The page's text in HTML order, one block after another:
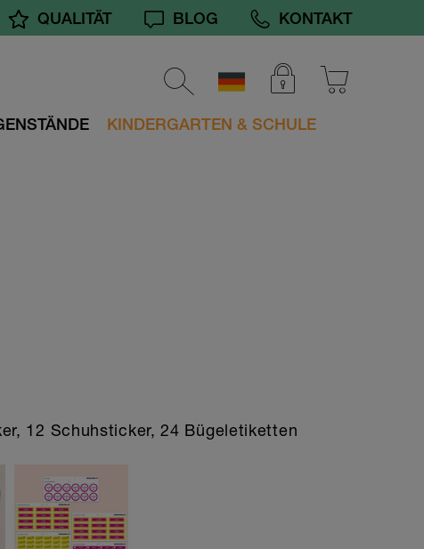
KINDERGARTEN & SCHULE
QUALITÄT BLOG KONTAKT
12 Schuhsticker, 24 Bügeletiketten